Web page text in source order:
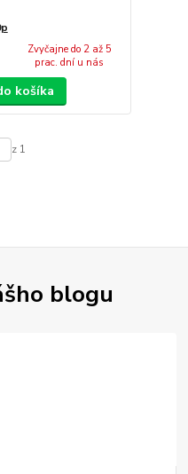
Zvyčajne do 2 až 5
prac. dní u nás
košíka
z 1
blogu